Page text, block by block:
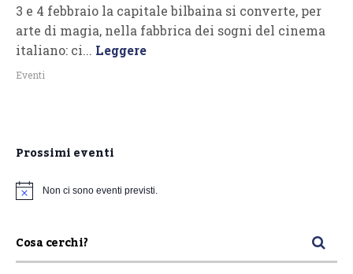
3 e 4 febbraio la capitale bilbaina si converte, per
arte di magia, nella fabbrica dei sogni del cinema
italiano: ci... Leggere
Eventi
Prossimi eventi
Notice Non ci sono eventi previsti.